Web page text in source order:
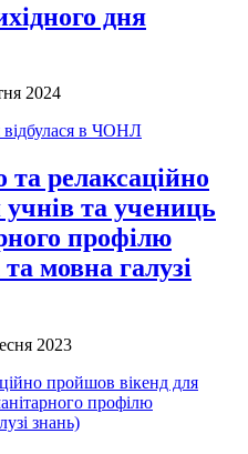
дня
2024
відбулася в ЧОНЛ
та релаксаційно
та учениць
профілю
мовна галузі
2023
пройшов вікенд для
профілю
знань)